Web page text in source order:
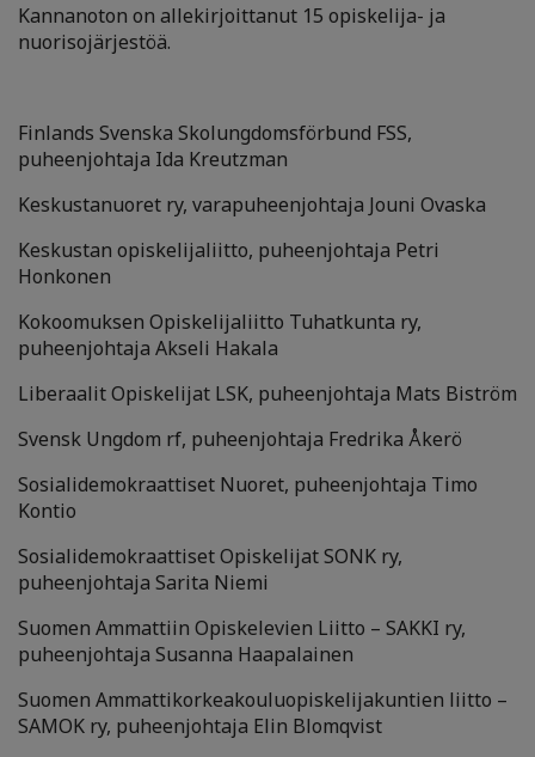
Kannanoton on allekirjoittanut 15 opiskelija- ja
nuorisojärjestöä.
Finlands Svenska Skolungdomsförbund FSS,
puheenjohtaja Ida Kreutzman
Keskustanuoret ry, varapuheenjohtaja Jouni Ovaska
Keskustan opiskelijaliitto, puheenjohtaja Petri
Honkonen
Kokoomuksen Opiskelijaliitto Tuhatkunta ry,
puheenjohtaja Akseli Hakala
Liberaalit Opiskelijat LSK, puheenjohtaja Mats Biström
Svensk Ungdom rf, puheenjohtaja Fredrika Åkerö
Sosialidemokraattiset Nuoret, puheenjohtaja Timo
Kontio
Sosialidemokraattiset Opiskelijat SONK ry,
puheenjohtaja Sarita Niemi
Suomen Ammattiin Opiskelevien Liitto – SAKKI ry,
puheenjohtaja Susanna Haapalainen
Suomen Ammattikorkeakouluopiskelijakuntien liitto –
SAMOK ry, puheenjohtaja Elin Blomqvist